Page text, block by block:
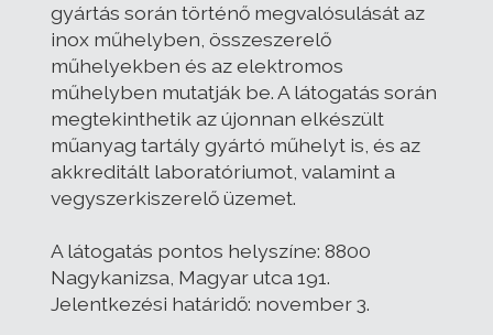
gyártás során történő megvalósulását az
inox műhelyben, összeszerelő
műhelyekben és az elektromos
műhelyben mutatják be. A látogatás során
megtekinthetik az újonnan elkészült
műanyag tartály gyártó műhelyt is, és az
akkreditált laboratóriumot, valamint a
vegyszerkiszerelő üzemet.
A látogatás pontos helyszíne: 8800
Nagykanizsa, Magyar utca 191.
Jelentkezési határidő: november 3.